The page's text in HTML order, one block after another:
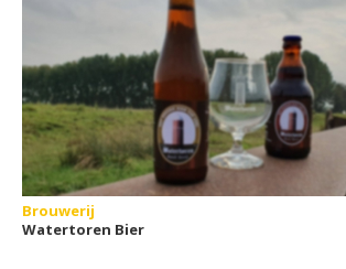
Brouwerij
Watertoren Bier